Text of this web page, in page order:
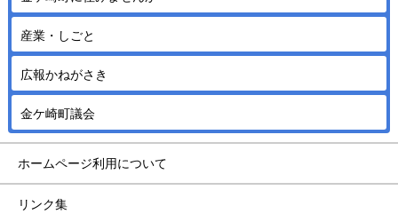
産業・しごと
広報かねがさき
金ケ崎町議会
ホームページ利用について
リンク集